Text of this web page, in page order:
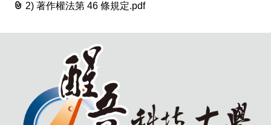
2) 著作權法第 46 條規定.pdf